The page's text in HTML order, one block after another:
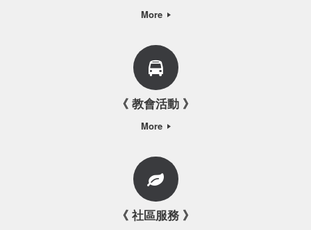
More
《 教會活動 》
More
《 社區服務 》